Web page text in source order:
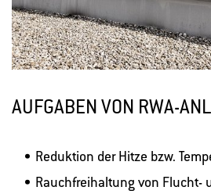
AUFGABEN VON RWA-
Reduktion der Hitze bzw.
Rauchfreihaltung von Flucht-